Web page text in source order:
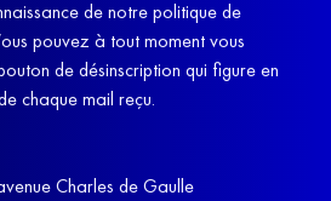
de notre politique de
pouvez à tout moment vous
de désinscription qui figure en
chaque mail reçu.
Charles de Gaulle